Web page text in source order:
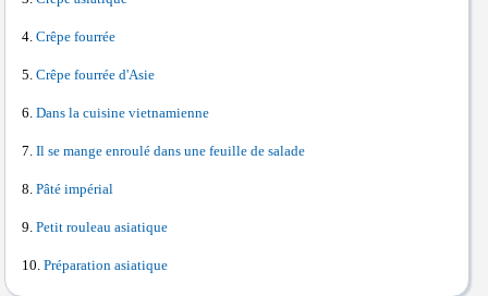
Crêpe fourrée
Crêpe fourrée d'Asie
Dans la cuisine vietnamienne
Il se mange enroulé dans une feuille de salade
Pâté impérial
Petit rouleau asiatique
Préparation asiatique